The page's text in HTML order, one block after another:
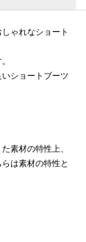
ゃれなショート
ショートブーツ
素材の特性上、
は素材の特性と